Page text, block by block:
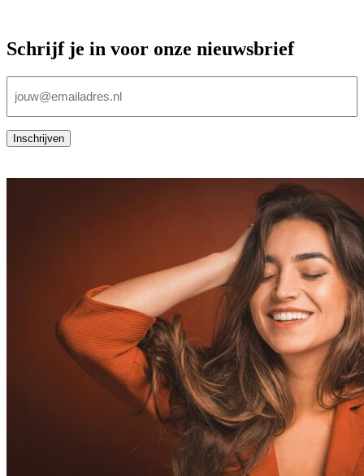
Schrijf je in voor onze nieuwsbrief
mailadres
Inschrijven